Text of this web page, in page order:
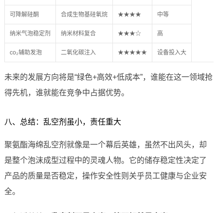
可降解硅酮 合成生物基硅氧烷 ★★★★ 中等
纳米气泡稳定剂 纳米材料复合 ★★★☆ 高
co₂辅助发泡 二氧化碳注入 ★★★★★ 设备投入大
未来的发展方向将是“绿色+高效+低成本”，谁能在这一领域抢
得先机，谁就能在竞争中占据优势。
八、总结：乱空剂虽小，责任重大
聚氨酯海绵乱空剂就像是一个幕后英雄，虽然不出风头，却
是整个泡沫成型过程中的灵魂人物。它的储存稳定性决定了
产品的质量是否稳定，操作安全性则关乎员工健康与企业安
全。